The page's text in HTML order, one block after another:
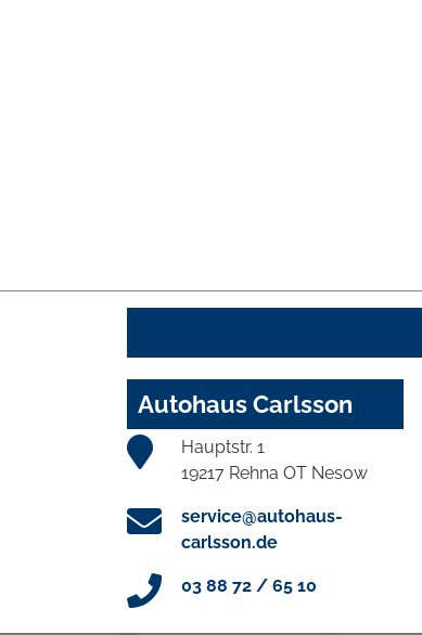
Autohaus Carlsson
Hauptstr. 1
19217 Rehna OT Nesow
service@autohaus-
carlsson.de
03 88 72 / 65 10